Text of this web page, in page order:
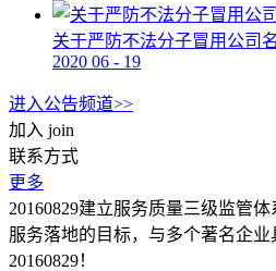
关于严防不法分子冒用公司
2020 06 - 19
进入公告频道>>
加入 join
联系方式
更多
20160829建立服务质量三级监管
服务落地的目标，与多个著名企
20160829！